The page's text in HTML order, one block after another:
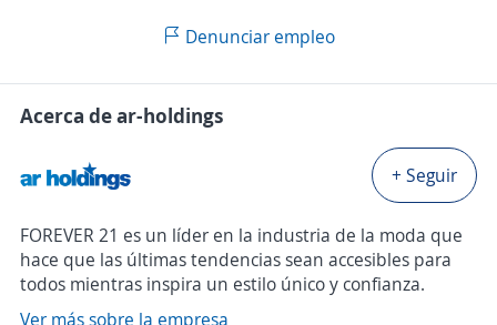
Denunciar empleo
Acerca de ar-holdings
+ Seguir
FOREVER 21 es un líder en la industria de la moda que
hace que las últimas tendencias sean accesibles para
todos mientras inspira un estilo único y confianza.
Ver más sobre la empresa